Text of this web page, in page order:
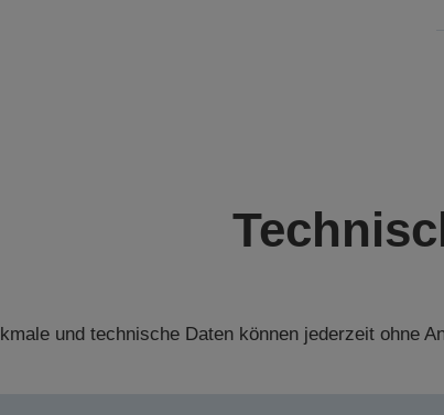
und technische Daten können jederzeit ohne